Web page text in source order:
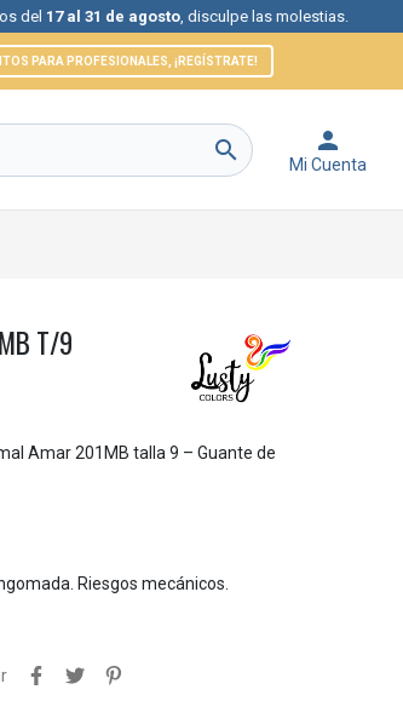
31 de agosto, disculpe las molestias.
PARA PROFESIONALES, ¡REGÍSTRATE!
 
Mi Cuenta
T/9
Amar 201MB talla 9 – Guante de
Riesgos mecánicos.